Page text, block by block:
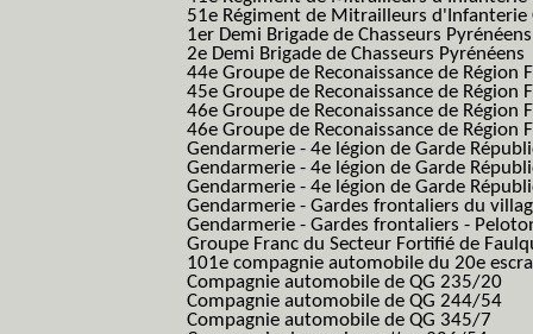
51e Régiment de Mitrailleurs d'Infanterie
1er Demi Brigade de Chasseurs Pyrénéens
2e Demi Brigade de Chasseurs Pyrénéens
44e Groupe de Reconaissance de Région
45e Groupe de Reconaissance de Région
46e Groupe de Reconaissance de Région
46e Groupe de Reconaissance de
Gendarmerie - 4e légion de Garde
Gendarmerie - 4e légion de Garde
Gendarmerie - 4e légion de Garde
Gendarmerie - Gardes frontaliers du
Gendarmerie - Gardes frontaliers -
Groupe Franc du Secteur Fortifié de
101e compagnie automobile du 20e
Compagnie automobile de QG 235/20
Compagnie automobile de QG 244/54
Compagnie automobile de QG 345/7